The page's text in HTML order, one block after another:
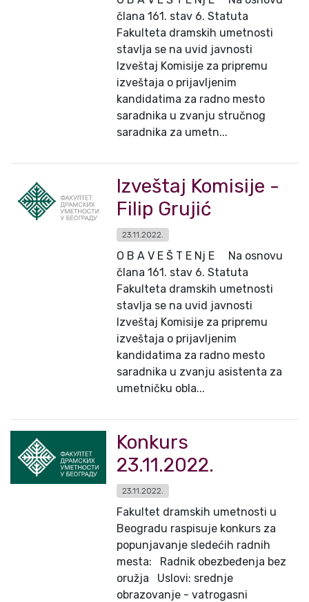
člana 161. stav 6. Statuta
Fakulteta dramskih umetnosti
stavlja se na uvid javnosti
Izveštaj Komisije za pripremu
izveštaja o prijavljenim
kandidatima za radno mesto
saradnika u zvanju stručnog
saradnika za umetn...
Izveštaj Komisije -
Filip Grujić
23.11.2022.
O B A V E Š T E Nj E Na osnovu
člana 161. stav 6. Statuta
Fakulteta dramskih umetnosti
stavlja se na uvid javnosti
Izveštaj Komisije za pripremu
izveštaja o prijavljenim
kandidatima za radno mesto
saradnika u zvanju asistenta za
umetničku obla...
Konkurs
23.11.2022.
23.11.2022.
Fakultet dramskih umetnosti u
Beogradu raspisuje konkurs za
popunjavanje sledećih radnih
mesta: Radnik obezbeđenja bez
oružja Uslovi: srednje
obrazovanje - vatrogasni